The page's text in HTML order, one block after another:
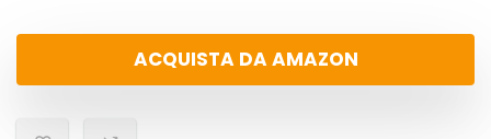
ACQUISTA DA AMAZON